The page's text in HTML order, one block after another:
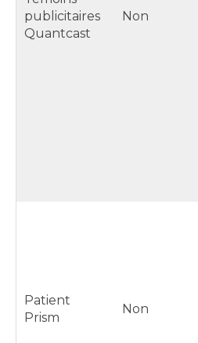
publicitaires
Quantcast
Non
Patient
Prism
Non